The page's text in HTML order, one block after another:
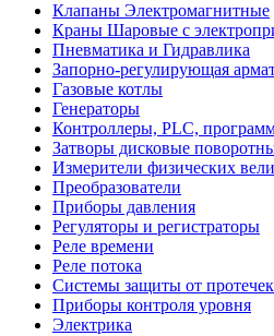
Клапаны Электромагнитные
Краны Шаровые с
Пневматика и Гидравлика
Запорно-регулирующая
Газовые котлы
Генераторы
Контроллеры, PLС,
Затворы дисковые
Измерители физических
Преобразователи
Приборы давления
Регуляторы и регистраторы
Реле времени
Реле потока
Системы защиты от
Приборы контроля уровня
Электрика